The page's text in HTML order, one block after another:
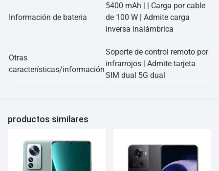
Información de bateria
5400 mAh | | Carga por cable
de 100 W | Admite carga
inversa inalámbrica
Otras
características/información
Soporte de control remoto por
infrarrojos | Admite tarjeta
SIM dual 5G dual
productos similares